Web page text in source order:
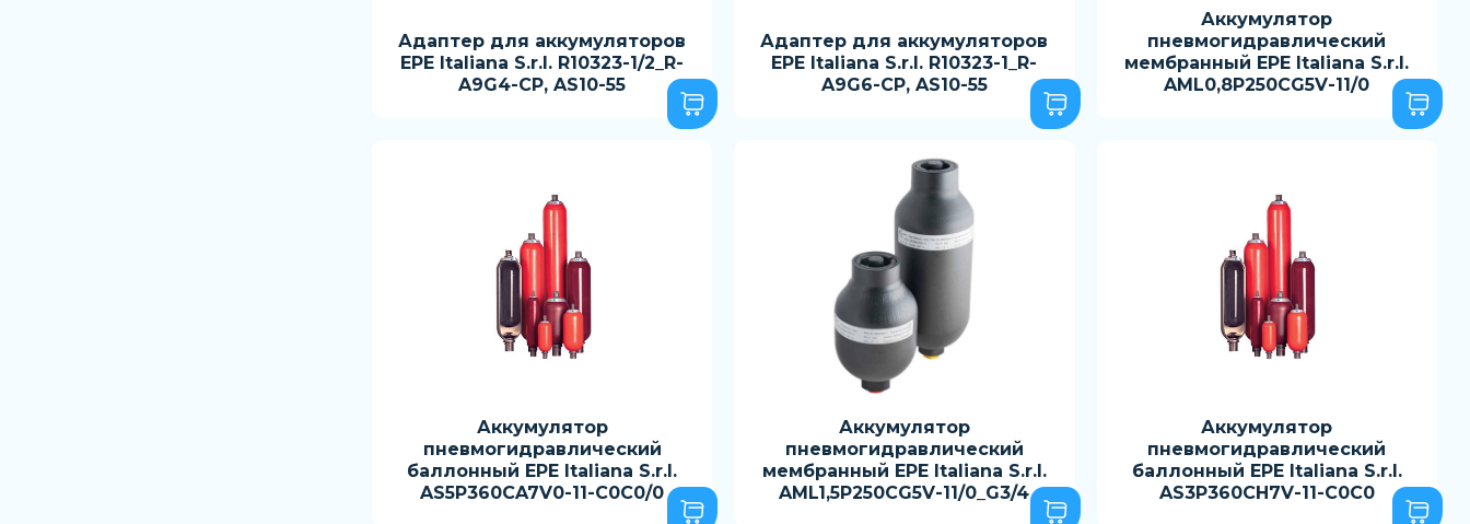
Адаптер для аккумуляторов
EPE Italiana S.r.l. R10323-1/2_R-
A9G4-CP, AS10-55
Адаптер для аккумуляторов
EPE Italiana S.r.l. R10323-1_R-
A9G6-CP, AS10-55
Аккумулятор
пневмогидравлический
мембранный EPE Italiana S.r.l.
AML0,8P250CG5V-11/0
Аккумулятор
пневмогидравлический
баллонный EPE Italiana S.r.l.
AS5P360CA7V0-11-C0C0/0
Аккумулятор
пневмогидравлический
мембранный EPE Italiana S.r.l.
AML1,5P250CG5V-11/0_G3/4
Аккумулятор
пневмогидравлический
баллонный EPE Italiana S.r.l.
AS3P360CH7V-11-C0C0